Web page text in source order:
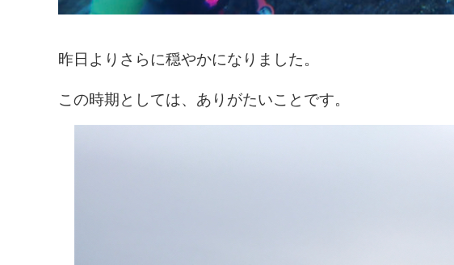
昨日よりさらに穏やかになりました。
この時期としては、ありがたいことです。